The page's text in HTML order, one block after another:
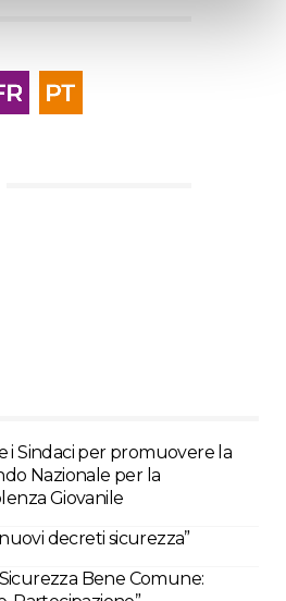
i Sindaci per promuovere la
Nazionale per la
Giovanile
decreti sicurezza”
Bene Comune: